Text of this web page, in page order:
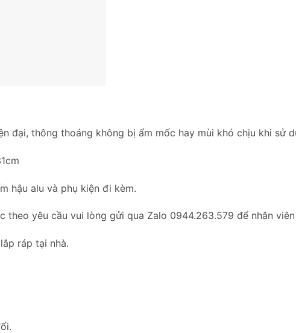
đại, thông thoáng không bị ẩm mốc hay mùi khó chịu khi sử
hậu alu và phụ kiện đi kèm.
theo yêu cầu vui lòng gửi qua Zalo 0944.263.579 để nhân
ráp tại nhà.